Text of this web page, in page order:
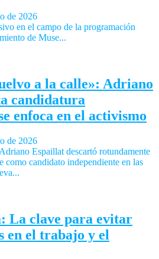
de 2026
en el campo de la programación
de Muse...
a la calle»: Adriano
candidatura
enfoca en el activismo
de 2026
Espaillat descartó rotundamente
como candidato independiente en las
La clave para evitar
en el trabajo y el